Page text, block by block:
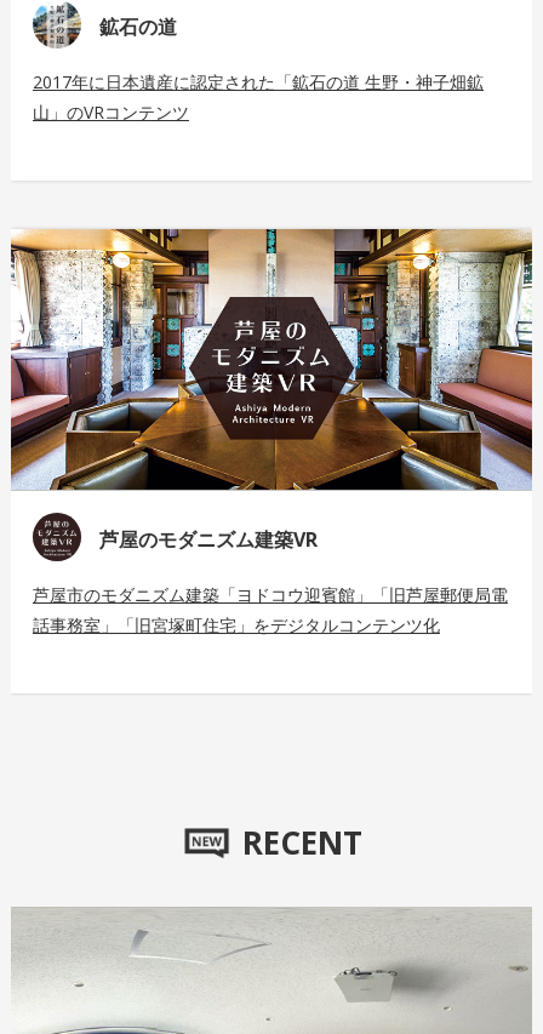
鉱石の道
2017年に日本遺産に認定された「鉱石の道 生野・神子畑鉱
山」のVRコンテンツ
芦屋のモダニズム建築VR
芦屋市のモダニズム建築「ヨドコウ迎賓館」「旧芦屋郵便局電
話事務室」「旧宮塚町住宅」をデジタルコンテンツ化
RECENT